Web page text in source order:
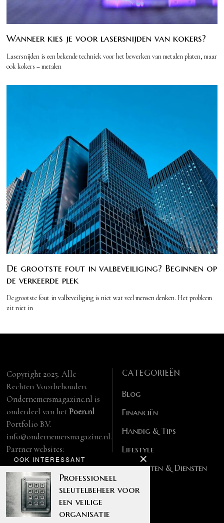
OOK INTERESSANT
Professioneel
sleutelbeheer voor
een veilige
organisatie
Wanneer kies je voor lasersnijden van kokers?
Lasersnijden is een bekende techniek voor het bewerken van metalen platen, maar
ook kokers – metalen
De grootste fout in valbeveiliging? Beginnen op
de verkeerde plek
De grootste fout in valbeveiliging is niet wat veel mensen denken. Het probleem
zit niet in
Copyright 2025. Alle
Rechten Voorbehouden.
Ondernemersmagazine.nl is
onderdeel van hetPoen.nl
Portfolio B.V.
info@ondernemersmagazine.nl.
Partner websites:
manbase.nl
feitelijk.be
CATEGORIEËN
Blog
Financiën
Handig & Tips
Lifestyle
Producten & Diensten